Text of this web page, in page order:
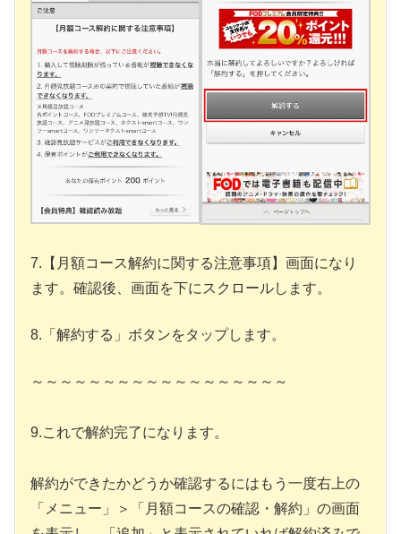
7.【月額コース解約に関する注意事項】画面になり
ます。確認後、画面を下にスクロールします。
8.「解約する」ボタンをタップします。
～～～～～～～～～～～～～～～～～～
9.これで解約完了になります。
解約ができたかどうか確認するにはもう一度右上の
「メニュー」＞「月額コースの確認・解約」の画面